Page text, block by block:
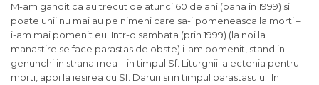
M-am gandit ca au trecut de atunci 60 de ani (pana in 1999) si
poate unii nu mai au pe nimeni care sa-i pomeneasca la morti –
i-am mai pomenit eu. Intr-o sambata (prin 1999) (la noi la
manastire se face parastas de obste) i-am pomenit, stand in
genunchi in strana mea – in timpul Sf. Liturghii la ectenia pentru
morti, apoi la iesirea cu Sf. Daruri si in timpul parastasului. In